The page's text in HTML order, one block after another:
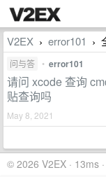
V2EX › error101 ›
问与答 • error101
请问 xcode 查询
贴查询吗
May 8, 2021
© 2026 V2EX · 13ms